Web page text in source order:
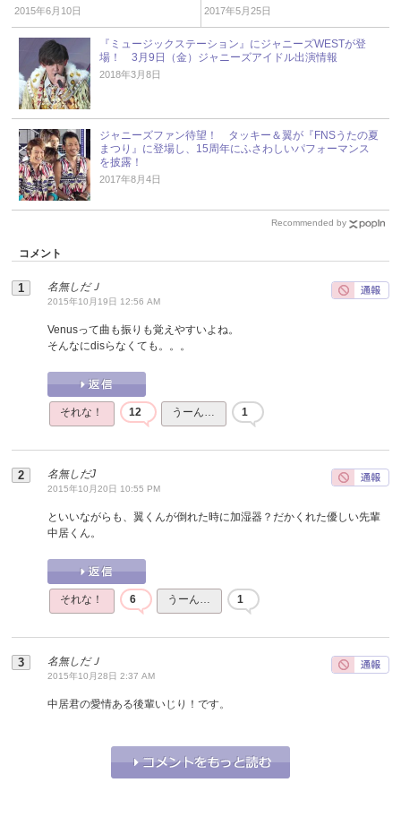
2015年6月10日 2017年5月25日
『ミュージックステーション』にジャニーズWESTが登
場！ 3月9日（金）ジャニーズアイドル出演情報
2018年3月8日
ジャニーズファン待望！ タッキー＆翼が『FNSうたの夏
まつり』に登場し、15周年にふさわしいパフォーマンス
を披露！
2017年8月4日
Recommended by
コメント
名無しだＪ
2015年10月19日 12:56 AM
Venusって曲も振りも覚えやすいよね。
そんなにdisらなくても。。。
それな！ 12 うーん… 1
名無しだJ
2015年10月20日 10:55 PM
といいながらも、翼くんが倒れた時に加湿器？だかくれた優しい先輩
中居くん。
それな！ 6 うーん… 1
名無しだＪ
2015年10月28日 2:37 AM
中居君の愛情ある後輩いじり！です。
0 うーん… 0